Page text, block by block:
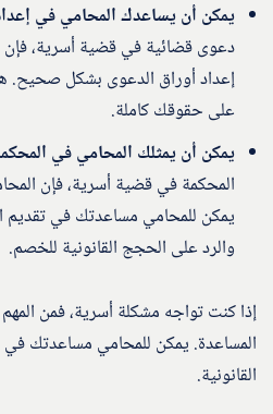
يمكن أن يساعدك المحامي في
دعوى قضائية في قضية أسرية،
إعداد أوراق الدعوى بشكل صحيح.
على حقوقك كاملة.
يمكن أن يمثلك المحامي في
المحكمة في قضية أسرية، فإن
يمكن للمحامي مساعدتك في تقديم
والرد على الحجج القانونية للخصم.
إذا كنت تواجه مشكلة أسرية، فمن
المساعدة. يمكن للمحامي مساعدتك
القانونية.